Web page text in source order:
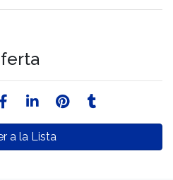
a la Lista